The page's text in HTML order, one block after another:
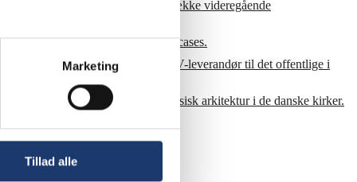
Marketing
Tillad alle
AV-løsninger til en lang række videregående
du se et lille udsnit af udvalgte cases.
AV-Huset er godkendt som AV-leverandør til det offentlige i
moderne teknik mødes med klassisk arkitektur i de danske kirker.